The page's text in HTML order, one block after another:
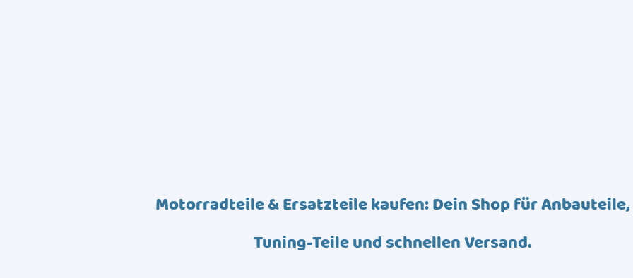
Motorradteile & Ersatzteile kaufen: Dein Shop für Anbauteile,
Tuning-Teile und schnellen Versand.